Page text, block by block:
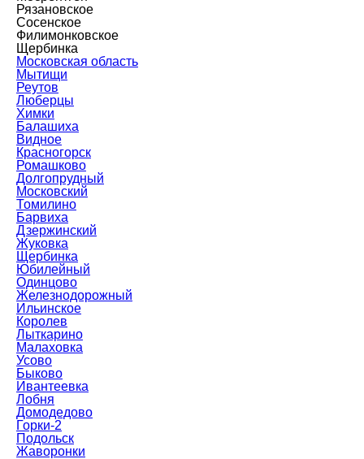
Рязановское
Сосенское
Филимонковское
Щербинка
Московская область
Мытищи
Реутов
Люберцы
Химки
Балашиха
Видное
Красногорск
Ромашково
Долгопрудный
Московский
Томилино
Барвиха
Дзержинский
Жуковка
Щербинка
Юбилейный
Одинцово
Железнодорожный
Ильинское
Королев
Лыткарино
Малаховка
Усово
Быково
Ивантеевка
Лобня
Домодедово
Горки-2
Подольск
Жаворонки